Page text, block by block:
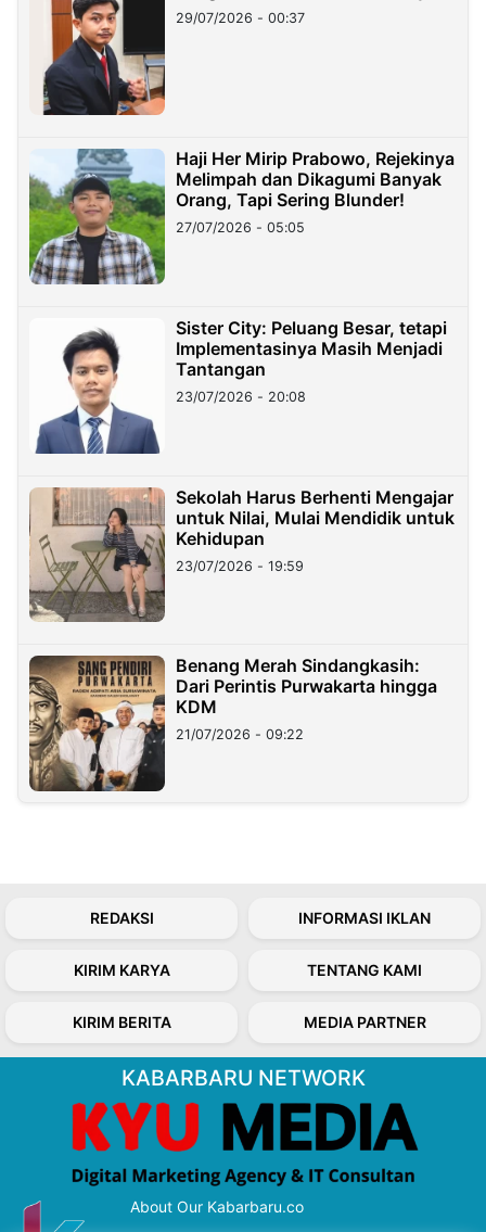
29/07/2026 - 00:37
Haji Her Mirip Prabowo, Rejekinya
Melimpah dan Dikagumi Banyak
Orang, Tapi Sering Blunder!
27/07/2026 - 05:05
Sister City: Peluang Besar, tetapi
Implementasinya Masih Menjadi
Tantangan
23/07/2026 - 20:08
Sekolah Harus Berhenti Mengajar
untuk Nilai, Mulai Mendidik untuk
Kehidupan
23/07/2026 - 19:59
Benang Merah Sindangkasih:
Dari Perintis Purwakarta hingga
KDM
21/07/2026 - 09:22
REDAKSI INFORMASI IKLAN
KIRIM KARYA TENTANG KAMI
KIRIM BERITA MEDIA PARTNER
KABARBARU NETWORK
About Our Kabarbaru.co